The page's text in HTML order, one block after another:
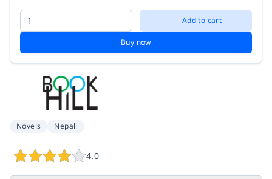
Add to cart
Buy now
Novels Nepali
4.0